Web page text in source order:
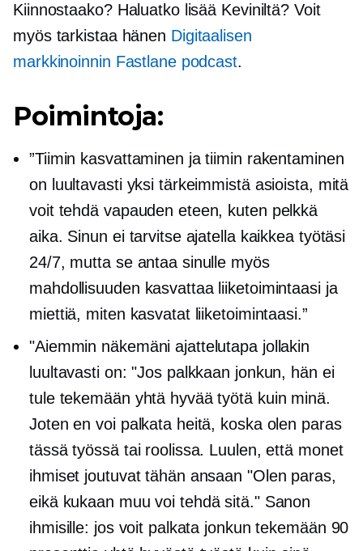
Kiinnostaako? Haluatko lisää Keviniltä? Voit
myös tarkistaa hänen Digitaalisen
markkinoinnin Fastlane podcast.
Poimintoja:
”Tiimin kasvattaminen ja tiimin rakentaminen
on luultavasti yksi tärkeimmistä asioista, mitä
voit tehdä vapauden eteen, kuten pelkkä
aika. Sinun ei tarvitse ajatella kaikkea työtäsi
24/7, mutta se antaa sinulle myös
mahdollisuuden kasvattaa liiketoimintaasi ja
miettiä, miten kasvatat liiketoimintaasi.”
"Aiemmin näkemäni ajattelutapa jollakin
luultavasti on: "Jos palkkaan jonkun, hän ei
tule tekemään yhtä hyvää työtä kuin minä.
Joten en voi palkata heitä, koska olen paras
tässä työssä tai roolissa. Luulen, että monet
ihmiset joutuvat tähän ansaan "Olen paras,
eikä kukaan muu voi tehdä sitä." Sanon
ihmisille: jos voit palkata jonkun tekemään 90